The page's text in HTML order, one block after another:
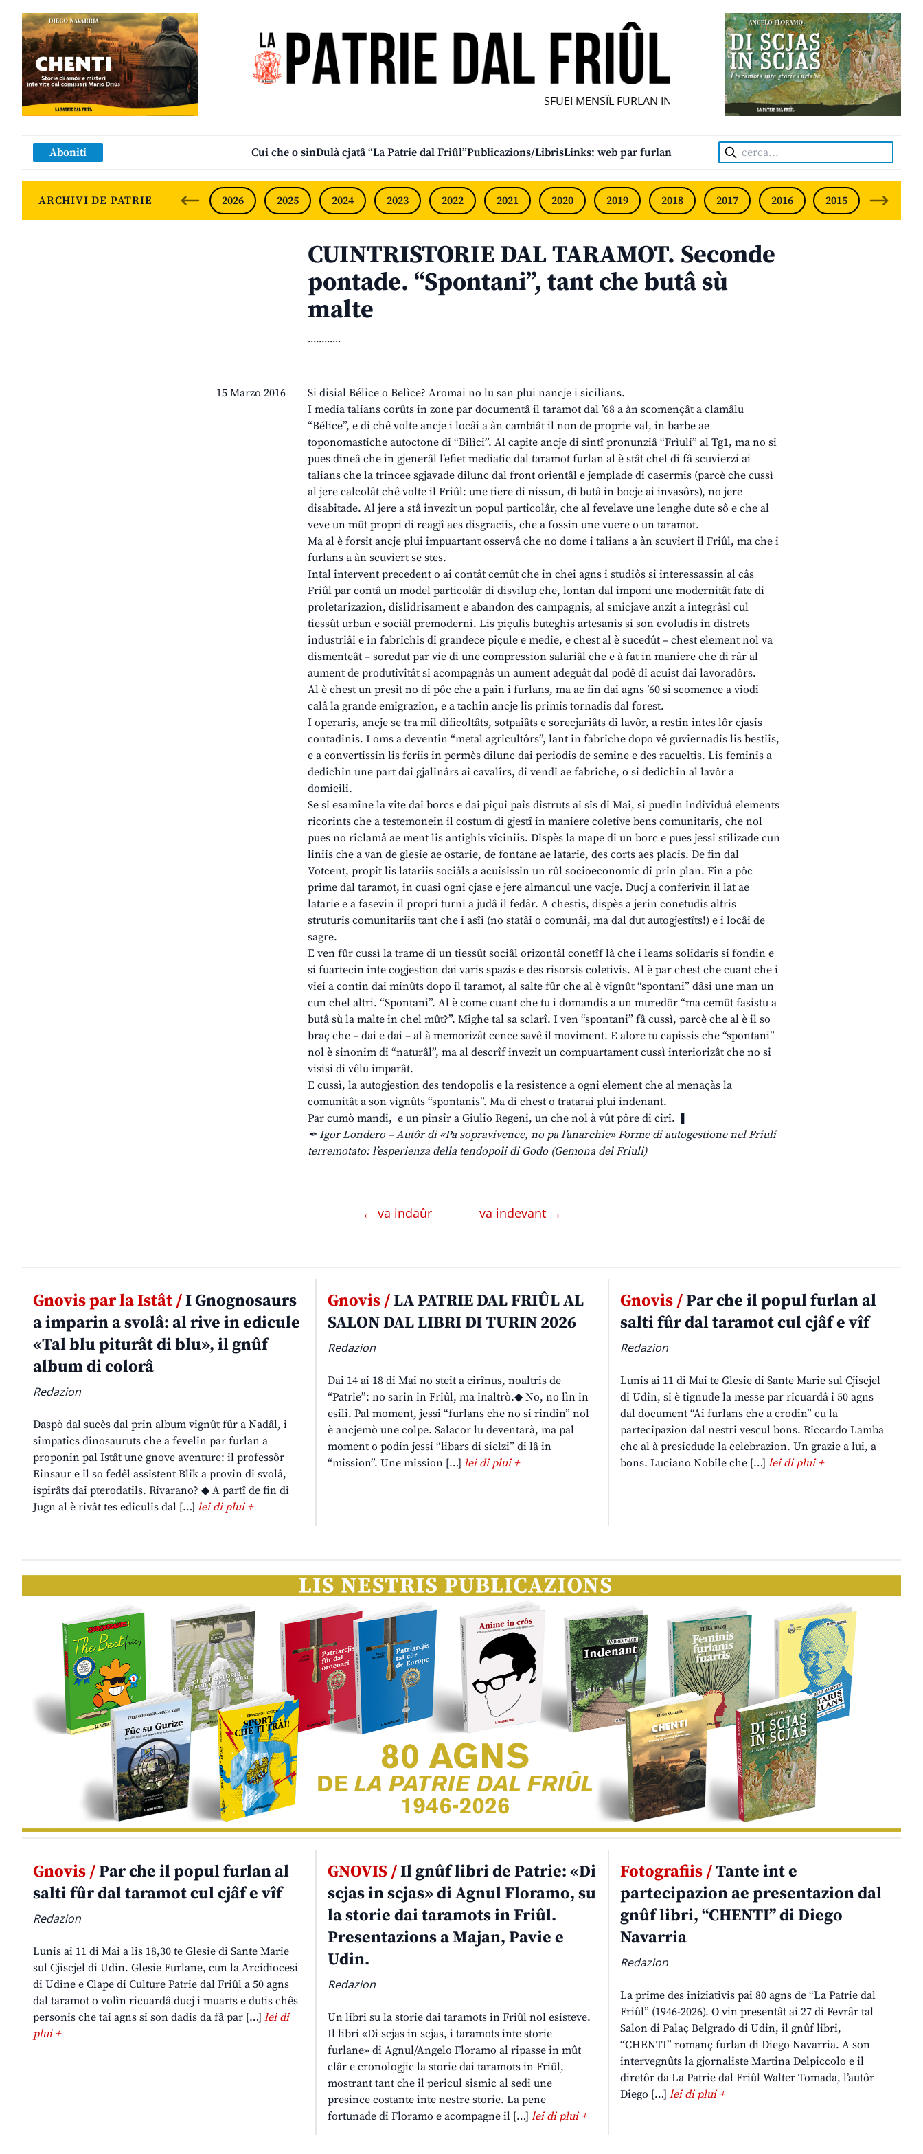
SFUEI MENSÎL FURLAN INDIPENDENT • INDEPENDENT FRIULIAN MONTHLY
Aboniti Cui che o sinDulà cjatâ “La Patrie dal Friûl”Publicazions/LibrisLinks: web par furlan Cerca:
ARCHIVI DE PATRIE 2026 2025 2024 2023 2022 2021 2020 2019 2018 2017 2016 2015 2014
CUINTRISTORIE DAL TARAMOT. Seconde
pontade. “Spontani”, tant che butâ sù
malte
............
15 Marzo 2016
Si disial Bélice o Belìce? Aromai no lu san plui nancje i sicilians.
I media talians corûts in zone par documentâ il taramot dal ’68 a àn scomençât a clamâlu
“Bélice”, e di chê volte ancje i locâi a àn cambiât il non de proprie val, in barbe ae
toponomastiche autoctone di “Bilìci”. Al capite ancje di sintî pronunziâ “Frìuli” al Tg1, ma no si
pues dineâ che in gjenerâl l’efiet mediatic dal taramot furlan al è stât chel di fâ scuvierzi ai
talians che la trincee sgjavade dilunc dal front orientâl e jemplade di casermis (parcè che cussì
al jere calcolât chê volte il Friûl: une tiere di nissun, di butâ in bocje ai invasôrs), no jere
disabitade. Al jere a stâ invezit un popul particolâr, che al fevelave une lenghe dute sô e che al
veve un mût propri di reagjî aes disgraciis, che a fossin une vuere o un taramot.
Ma al è forsit ancje plui impuartant osservâ che no dome i talians a àn scuviert il Friûl, ma che i
furlans a àn scuviert se stes.
Intal intervent precedent o ai contât cemût che in chei agns i studiôs si interessassin al câs
Friûl par contâ un model particolâr di disvilup che, lontan dal imponi une modernitât fate di
proletarizazion, dislidrisament e abandon des campagnis, al smicjave anzit a integrâsi cul
tiessût urban e sociâl premoderni. Lis piçulis buteghis artesanis si son evoludis in distrets
industriâi e in fabrichis di grandece piçule e medie, e chest al è sucedût – chest element nol va
dismenteât – soredut par vie di une compression salariâl che e à fat in maniere che di râr al
aument de produtivitât si acompagnàs un aument adeguât dal podê di acuist dai lavoradôrs.
Al è chest un presit no di pôc che a pain i furlans, ma ae fin dai agns ’60 si scomence a viodi
calâ la grande emigrazion, e a tachin ancje lis primis tornadis dal forest.
I operaris, ancje se tra mil dificoltâts, sotpaiâts e sorecjariâts di lavôr, a restin intes lôr cjasis
contadinis. I oms a deventin “metal agricultôrs”, lant in fabriche dopo vê guviernadis lis bestiis,
e a convertissin lis feriis in permès dilunc dai periodis de semine e des racueltis. Lis feminis a
dedichin une part dai gjalinârs ai cavalîrs, di vendi ae fabriche, o si dedichin al lavôr a
domicili.
Se si esamine la vite dai borcs e dai piçui paîs distruts ai sîs di Mai, si puedin individuâ elements
ricorints che a testemonein il costum di gjestî in maniere coletive bens comunitaris, che nol
pues no riclamâ ae ment lis antighis viciniis. Dispès la mape di un borc e pues jessi stilizade cun
liniis che a van de glesie ae ostarie, de fontane ae latarie, des corts aes placis. De fin dal
Votcent, propit lis latariis sociâls a acuisissin un rûl socioeconomic di prin plan. Fin a pôc
prime dal taramot, in cuasi ogni cjase e jere almancul une vacje. Ducj a conferivin il lat ae
latarie e a fasevin il propri turni a judâ il fedâr. A chestis, dispès a jerin conetudis altris
struturis comunitariis tant che i asîi (no statâi o comunâi, ma dal dut autogjestîts!) e i locâi de
sagre.
E ven fûr cussì la trame di un tiessût sociâl orizontâl conetîf là che i leams solidaris si fondin e
si fuartecin inte cogjestion dai varis spazis e des risorsis coletivis. Al è par chest che cuant che i
viei a contin dai minûts dopo il taramot, al salte fûr che al è vignût “spontani” dâsi une man un
cun chel altri. “Spontani”. Al è come cuant che tu i domandis a un muredôr “ma cemût fasistu a
butâ sù la malte in chel mût?”. Mighe tal sa sclarî. I ven “spontani” fâ cussì, parcè che al è il so
braç che – dai e dai – al à memorizât cence savê il moviment. E alore tu capissis che “spontani”
nol è sinonim di “naturâl”, ma al descrîf invezit un compuartament cussì interiorizât che no si
visisi di vêlu imparât.
E cussì, la autogjestion des tendopolis e la resistence a ogni element che al menaçàs la
comunitât a son vignûts “spontanis”. Ma di chest o tratarai plui indenant.
Par cumò mandi, e un pinsîr a Giulio Regeni, un che nol à vût pôre di cirî. ❚
✒ Igor Londero – Autôr di «Pa sopravivence, no pa l’anarchie» Forme di autogestione nel Friuli
terremotato: l’esperienza della tendopoli di Godo (Gemona del Friuli)
← va indaûr va indevant →
Gnovis par la Istât /I Gnognosaurs
a imparin a svolâ: al rive in edicule
«Tal blu piturât di blu», il gnûf
album di colorâ
Redazion
Daspò dal sucès dal prin album vignût fûr a Nadâl, i
simpatics dinosauruts che a fevelin par furlan a
proponin pal Istât une gnove aventure: il professôr
Einsaur e il so fedêl assistent Blik a provin di svolâ,
ispirâts dai pterodatils. Rivarano? ◆ A partî de fin di
Jugn al è rivât tes ediculis dal […] lei di plui +
Gnovis /LA PATRIE DAL FRIÛL AL
SALON DAL LIBRI DI TURIN 2026
Redazion
Dai 14 ai 18 di Mai no steit a cirînus, noaltris de
“Patrie”: no sarin in Friûl, ma inaltrò.◆ No, no lìn in
esili. Pal moment, jessi “furlans che no si rindin” nol
è ancjemò une colpe. Salacor lu deventarà, ma pal
moment o podin jessi “libars di sielzi” di lâ in
“mission”. Une mission […] lei di plui +
Gnovis /Par che il popul furlan al
salti fûr dal taramot cul cjâf e vîf
Redazion
Lunis ai 11 di Mai te Glesie di Sante Marie sul Cjiscjel
di Udin, si è tignude la messe par ricuardâ i 50 agns
dal document “Ai furlans che a crodin” cu la
partecipazion dal nestri vescul bons. Riccardo Lamba
che al à presiedude la celebrazion. Un grazie a lui, a
bons. Luciano Nobile che […]lei di plui +
Gnovis /Par che il popul furlan al
salti fûr dal taramot cul cjâf e vîf
Redazion
Lunis ai 11 di Mai a lis 18,30 te Glesie di Sante Marie
sul Cjiscjel di Udin. Glesie Furlane, cun la Arcidiocesi
di Udine e Clape di Culture Patrie dal Friûl a 50 agns
dal taramot o volìn ricuardâ ducj i muarts e dutis chês
personis che tai agns si son dadis da fâ par […] lei di
plui +
GNOVIS /Il gnûf libri de Patrie: «Di
scjas in scjas» di Agnul Floramo, su
la storie dai taramots in Friûl.
Presentazions a Majan, Pavie e
Udin.
Redazion
Un libri su la storie dai taramots in Friûl nol esisteve.
Il libri «Di scjas in scjas, i taramots inte storie
furlane» di Agnul/Angelo Floramo al ripasse in mût
clâr e cronologjic la storie dai taramots in Friûl,
mostrant tant che il pericul sismic al sedi une
presince costante inte nestre storie. La pene
fortunade di Floramo e acompagne il […] lei di plui +
Fotografiis /Tante int e
partecipazion ae presentazion dal
gnûf libri, “CHENTI” di Diego
Navarria
Redazion
La prime des iniziativis pai 80 agns de “La Patrie dal
Friûl” (1946-2026). O vin presentât ai 27 di Fevrâr tal
Salon di Palaç Belgrado di Udin, il gnûf libri,
“CHENTI” romanç furlan di Diego Navarria. A son
intervegnûts la gjornaliste Martina Delpiccolo e il
diretôr da La Patrie dal Friûl Walter Tomada, l’autôr
Diego […]lei di plui +